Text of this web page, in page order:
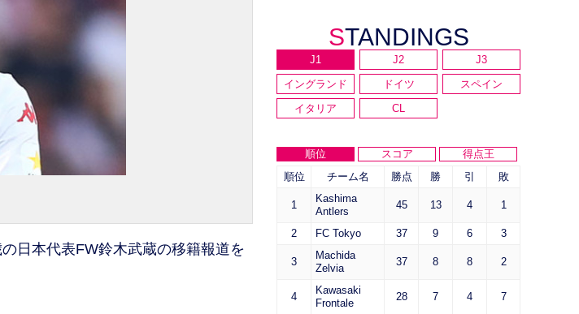
日本代表FW鈴木武蔵の移籍報道を
STANDINGS
J1 J2
J3
イングランド
ドイツ
スペイン
イタリア
CL
順位 スコア
得点王
順位
チーム名 勝点 勝 引 敗
1
Kashima
Antlers
45 13 4 1
2 FC Tokyo 37 9 6 3
3
Machida
Zelvia
37 8 8 2
4
Kawasaki
Frontale
28 7 4 7